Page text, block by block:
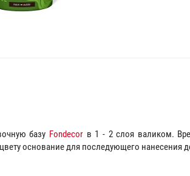
базу Fondecorв 1 - 2 слоя валиком.
основание для последующего нанесения